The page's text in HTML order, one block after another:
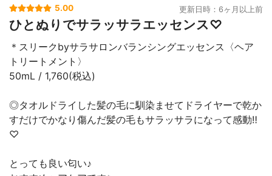
5.00 更新日時：6ヶ月以上前
ひとぬりでサラッサラエッセンス♡
＊スリークbyサラサロンバランシングエッセンス〈ヘア
トリートメント〉
50mL / 1,760(税込)
◎タオルドライした髪の毛に馴染ませてドライヤーで乾か
すだけでかなり傷んだ髪の毛もサラッサラになって感動‼︎
♡
とっても良い匂い♪